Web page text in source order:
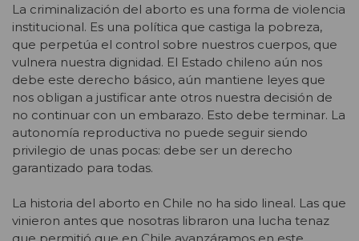
La criminalización del aborto es una forma de violencia
institucional. Es una política que castiga la pobreza,
que perpetúa el control sobre nuestros cuerpos, que
vulnera nuestra dignidad. El Estado chileno aún nos
debe este derecho básico, aún mantiene leyes que
nos obligan a justificar ante otros nuestra decisión de
no continuar con un embarazo. Esto debe terminar. La
autonomía reproductiva no puede seguir siendo
privilegio de unas pocas: debe ser un derecho
garantizado para todas.
La historia del aborto en Chile no ha sido lineal. Las que
vinieron antes que nosotras libraron una lucha tenaz